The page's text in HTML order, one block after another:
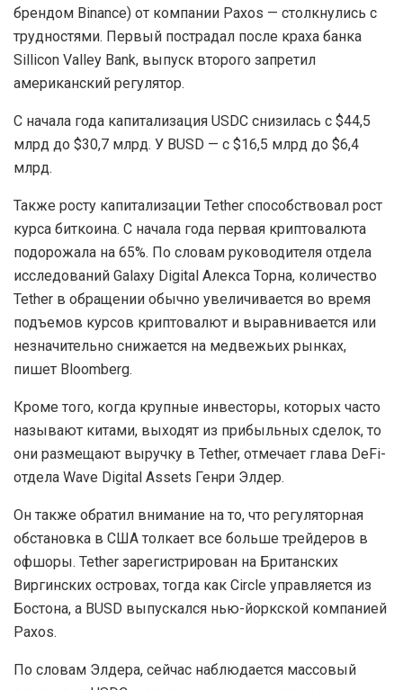
брендом Binance) от компании Paxos — столкнулись с
трудностями. Первый пострадал после краха банка
Sillicon Valley Bank, выпуск второго запретил
американский регулятор.
С начала года капитализация USDC снизилась с $44,5
млрд до $30,7 млрд. У BUSD — с $16,5 млрд до $6,4
млрд.
Также росту капитализации Tether способствовал рост
курса биткоина. С начала года первая криптовалюта
подорожала на 65%. По словам руководителя отдела
исследований Galaxy Digital Алекса Торна, количество
Tether в обращении обычно увеличивается во время
подъемов курсов криптовалют и выравнивается или
незначительно снижается на медвежьих рынках,
пишет Bloomberg.
Кроме того, когда крупные инвесторы, которых часто
называют китами, выходят из прибыльных сделок, то
они размещают выручку в Tether, отмечает глава DeFi-
отдела Wave Digital Assets Генри Элдер.
Он также обратил внимание на то, что регуляторная
обстановка в США толкает все больше трейдеров в
офшоры. Tether зарегистрирован на Британских
Виргинских островах, тогда как Circle управляется из
Бостона, а BUSD выпускался нью-йоркской компанией
Paxos.
По словам Элдера, сейчас наблюдается массовый